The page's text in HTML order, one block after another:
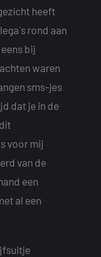
heeft
rond aan
bij
waren
sms-jes
dat je in de
voor mij
van de
een
al een